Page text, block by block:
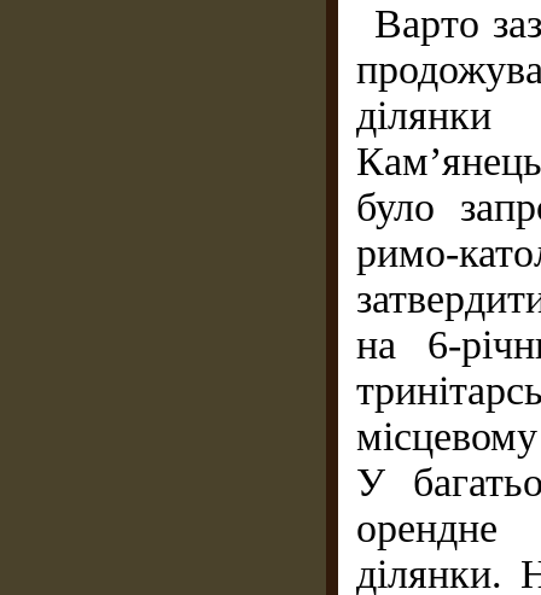
Варто
було
римо-
на 6-
У
орендне
ділянки.